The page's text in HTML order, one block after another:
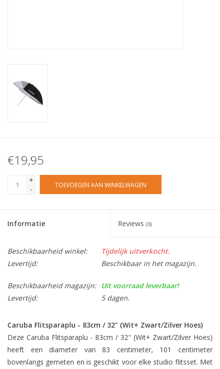
€19,95
+
-
TOEVOEGEN AAN WINKELWAGEN
Informatie Reviews (0)
Beschikbaarheid winkel:
Tijdelijk uitverkocht.
Levertijd:
Beschikbaar in het magazijn.
Beschikbaarheid magazijn:
Uit voorraad leverbaar!
Levertijd:
5 dagen.
Caruba Flitsparaplu - 83cm / 32" (Wit+ Zwart/Zilver Hoes)
Deze Caruba Flitsparaplu - 83cm / 32" (Wit+ Zwart/Zilver Hoes)
heeft een diameter van 83 centimeter, 101 centimeter
bovenlangs gemeten en is geschikt voor elke studio flitsset. Met